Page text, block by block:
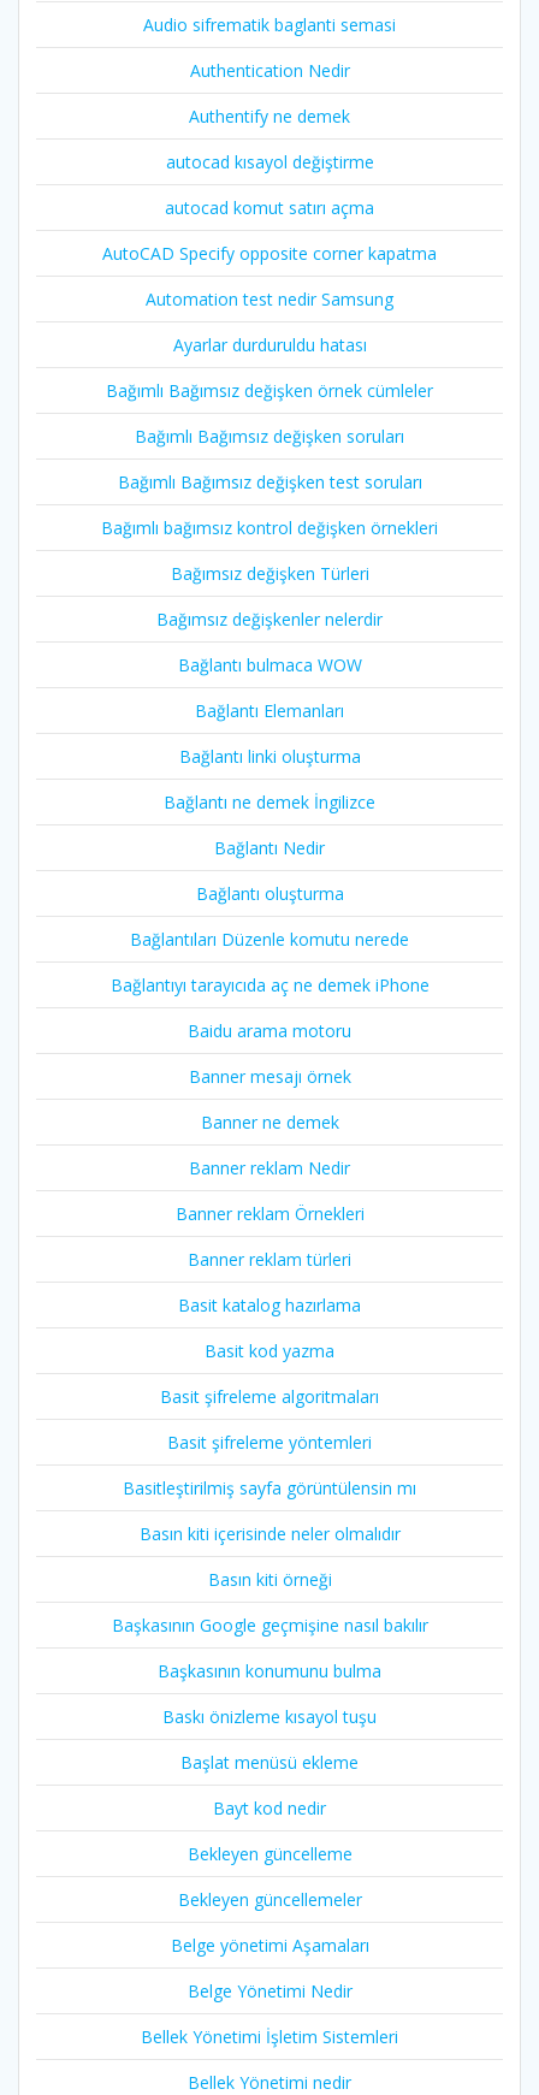
Audio sifrematik baglanti semasi
Authentication Nedir
Authentify ne demek
autocad kısayol değiştirme
autocad komut satırı açma
AutoCAD Specify opposite corner kapatma
Automation test nedir Samsung
Ayarlar durduruldu hatası
Bağımlı Bağımsız değişken örnek cümleler
Bağımlı Bağımsız değişken soruları
Bağımlı Bağımsız değişken test soruları
Bağımlı bağımsız kontrol değişken örnekleri
Bağımsız değişken Türleri
Bağımsız değişkenler nelerdir
Bağlantı bulmaca WOW
Bağlantı Elemanları
Bağlantı linki oluşturma
Bağlantı ne demek İngilizce
Bağlantı Nedir
Bağlantı oluşturma
Bağlantıları Düzenle komutu nerede
Bağlantıyı tarayıcıda aç ne demek iPhone
Baidu arama motoru
Banner mesajı örnek
Banner ne demek
Banner reklam Nedir
Banner reklam Örnekleri
Banner reklam türleri
Basit katalog hazırlama
Basit kod yazma
Basit şifreleme algoritmaları
Basit şifreleme yöntemleri
Basitleştirilmiş sayfa görüntülensin mı
Basın kiti içerisinde neler olmalıdır
Basın kiti örneği
Başkasının Google geçmişine nasıl bakılır
Başkasının konumunu bulma
Baskı önizleme kısayol tuşu
Başlat menüsü ekleme
Bayt kod nedir
Bekleyen güncelleme
Bekleyen güncellemeler
Belge yönetimi Aşamaları
Belge Yönetimi Nedir
Bellek Yönetimi İşletim Sistemleri
Bellek Yönetimi nedir